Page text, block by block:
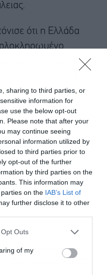
sharing to third parties, or
information for
use the below opt-out
Please note that after your
may continue seeing
information utilized by
to third parties prior to
opt-out of the further
by third parties on the
This information may
on the IAB’s List of
further disclose it to other
Outs
of my
ότι η Ελλάδα
ολοκληρωμένο
βασισμένο
και ισχυρούς θεσμούς,
της νέας
και
ψευδή τα
κλήσεις από
τις 1.000 κάμερες